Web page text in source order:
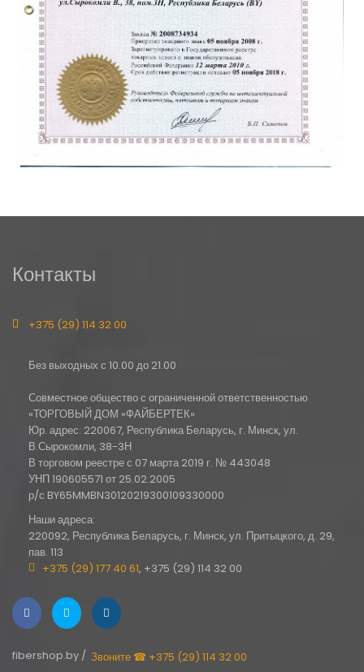
Контакты
+375 (29) 114 32 00
Без выходных с 10.00 до 21.00
Совместное общество с ограниченной ответственностью
«ТОРГОВЫЙ ДОМ «ФАЙБЕРТЕК»
Юр. адрес: 220067, Республика Беларусь, г. Минск, ул.
В.Сырокомли, 38-3Н
В торговом реестре с 07 марта 2019 г. № 443048
УНП 190605571 от 25.02.2005
р/с BY65MMBN30120219300109330000
Наши адреса:
220092, Республика Беларусь, г. Минск, ул. Притыцкого, д. 29,
пав. 113
+375 (29) 177 40 61, +375 (29) 114 32 00
fibershop.by / Звоните ☎ +375 (29) 114 32 00